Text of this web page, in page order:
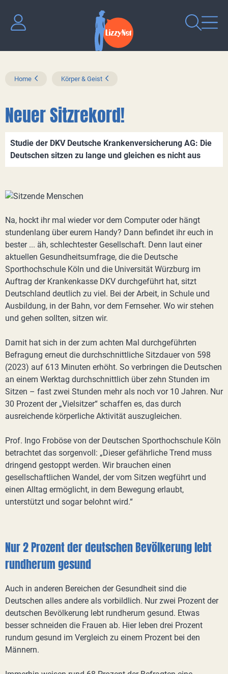
Home Körper & Geist
Neuer Sitzrekord!
Studie der DKV Deutsche Krankenversicherung AG: Die
Deutschen sitzen zu lange und gleichen es nicht aus
Na, hockt ihr mal wieder vor dem Computer oder hängt
stundenlang über eurem Handy? Dann befindet ihr euch in
bester ... äh, schlechtester Gesellschaft. Denn laut einer
aktuellen Gesundheitsumfrage, die die Deutsche
Sporthochschule Köln und die Universität Würzburg im
Auftrag der Krankenkasse DKV durchgeführt hat, sitzt
Deutschland deutlich zu viel. Bei der Arbeit, in Schule und
Ausbildung, in der Bahn, vor dem Fernseher. Wo wir stehen
und gehen sollten, sitzen wir.
Damit hat sich in der zum achten Mal durchgeführten
Befragung erneut die durchschnittliche Sitzdauer von 598
(2023) auf 613 Minuten erhöht. So verbringen die Deutschen
an einem Werktag durchschnittlich über zehn Stunden im
Sitzen – fast zwei Stunden mehr als noch vor 10 Jahren. Nur
30 Prozent der „Vielsitzer“ schaffen es, das durch
ausreichende körperliche Aktivität auszugleichen.
Prof. Ingo Froböse von der Deutschen Sporthochschule Köln
betrachtet das sorgenvoll: „Dieser gefährliche Trend muss
dringend gestoppt werden. Wir brauchen einen
gesellschaftlichen Wandel, der vom Sitzen wegführt und
einen Alltag ermöglicht, in dem Bewegung erlaubt,
unterstützt und sogar belohnt wird.“
Nur 2 Prozent der deutschen Bevölkerung lebt
rundherum gesund
Auch in anderen Bereichen der Gesundheit sind die
Deutschen alles andere als vorbildlich. Nur zwei Prozent der
deutschen Bevölkerung lebt rundherum gesund. Etwas
besser schneiden die Frauen ab. Hier leben drei Prozent
rundum gesund im Vergleich zu einem Prozent bei den
Männern.